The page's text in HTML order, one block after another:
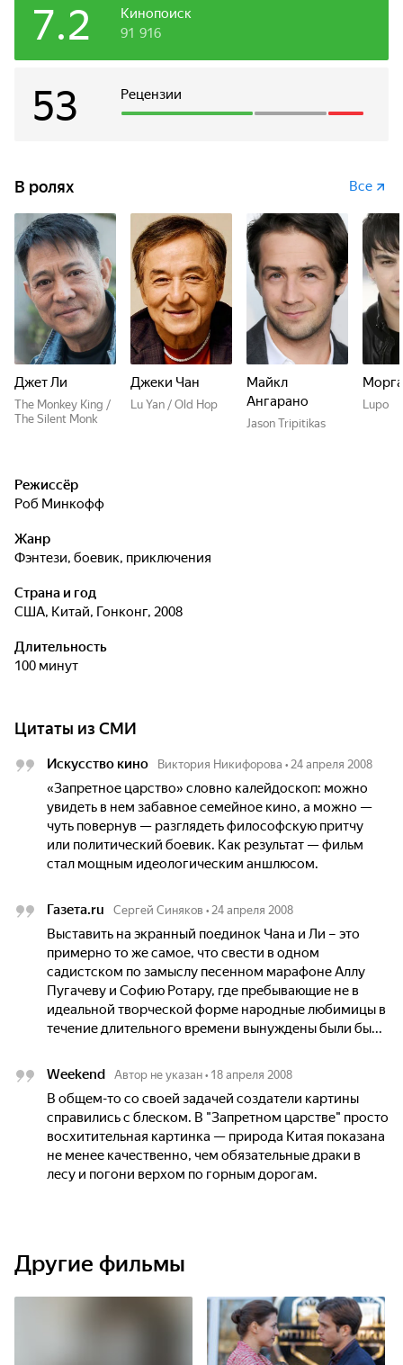
Кинопоиск
7.2 91 916
Рецензии
53
В ролях Все
Джет Ли
The Monkey King /
The Silent Monk
Джеки Чан
Lu Yan / Old Hop
Майкл
Ангарано
Jason Tripitikas
Lupo
Режиссёр
Роб Минкофф
Жанр
фэнтези, боевик, приключения
Страна и год
США, Китай, Гонконг, 2008
Длительность
100 минут
Цитаты из СМИ
Искусство кино Виктория Никифорова • 24 апреля 2008
«Запретное царство» словно калейдоскоп: можно
увидеть в нем забавное семейное кино, а можно —
чуть повернув — разглядеть философскую притчу
или политический боевик. Как результат — фильм
стал мощным идеологическим аншлюсом.
Газета.ru Сергей Синяков • 24 апреля 2008
Выставить на экранный поединок Чана и Ли – это
примерно то же самое, что свести в одном
садистском по замыслу песенном марафоне Аллу
Пугачеву и Софию Ротару, где пребывающие не в
идеальной творческой форме народные любимицы в
течение длительного времени вынуждены были бы...
Weekend Автор не указан • 18 апреля 2008
В общем-то со своей задачей создатели картины
справились с блеском. В "Запретном царстве" просто
восхитительная картинка — природа Китая показана
не менее качественно, чем обязательные драки в
лесу и погони верхом по горным дорогам.
Другие фильмы